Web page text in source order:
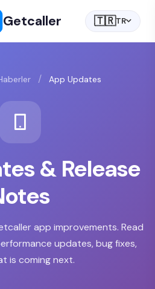
Getcaller 🇹🇷TR
/ App Updates
& Release
app improvements. Read
updates, bug fixes,
is coming next.